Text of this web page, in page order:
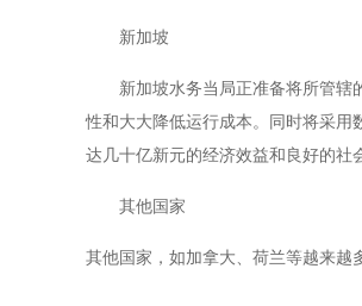
新加坡
新加坡水务当局正准备将所管辖
性和大大降低运行成本。同时将采用
达几十亿新元的经济效益和良好的社
其他国家
其他国家，如加拿大、荷兰等越来越